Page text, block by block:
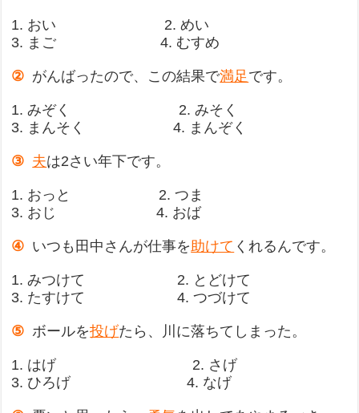
1. おい 2. めい
3. まご 4. むすめ
② がんばったので、この結果で満足 です。
1. みぞく 2. みそく
3. まんそく 4. まんぞく
③ 夫は2さい年下です。
1. おっと 2. つま
3. おじ 4. おば
④ いつも田中さんが仕事を助けて くれるんです。
1. みつけて 2. とどけて
3. たすけて 4. つづけて
⑤ ボールを投げたら、川に落ちてしまった。
1. はげ 2. さげ
3. ひろげ 4. なげ